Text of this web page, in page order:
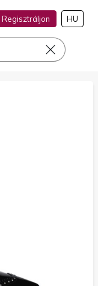
Regisztráljon
a címen
HU